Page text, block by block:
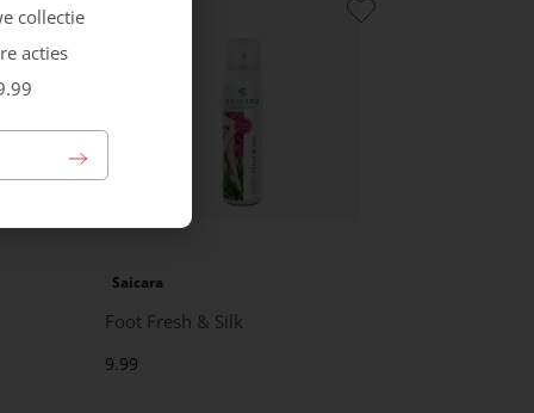
Saicara
Foot Fresh & Silk
9.99
collectie
acties